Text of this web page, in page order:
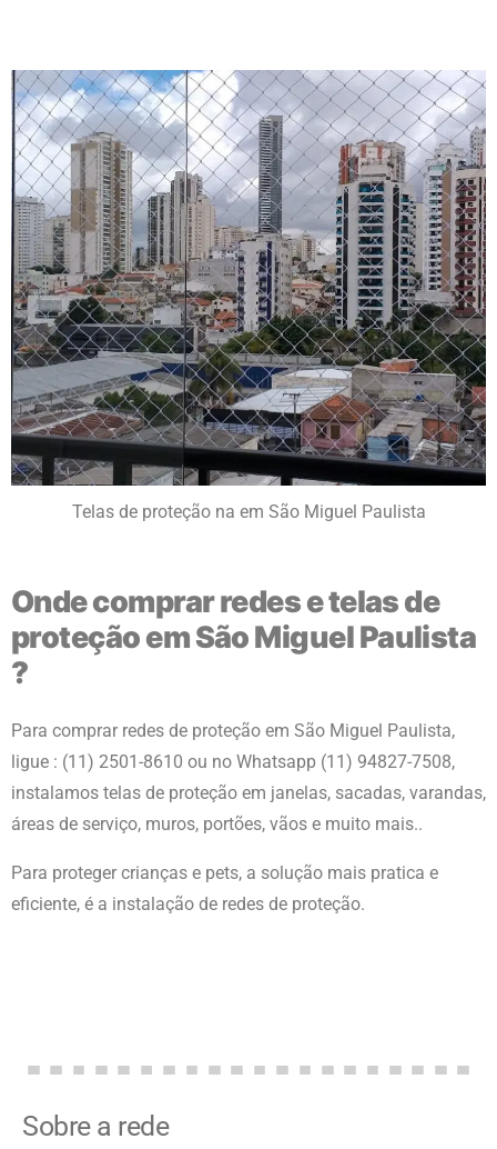
Telas de proteção na em São Miguel Paulista
Onde comprar redes e telas de
proteção em São Miguel Paulista
?
Para comprar redes de proteção em São Miguel Paulista,
ligue : (11) 2501-8610 ou no Whatsapp (11) 94827-7508,
instalamos telas de proteção em janelas, sacadas, varandas,
áreas de serviço, muros, portões, vãos e muito mais..
Para proteger crianças e pets, a solução mais pratica e
eficiente, é a instalação de redes de proteção.
Sobre a rede